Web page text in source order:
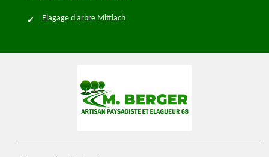
Elagage d'arbre Mittlach